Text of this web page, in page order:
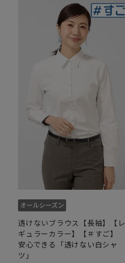
透けないブラウス【長袖】【レ
ギュラーカラー】【＃すご】
安心できる「透けない白シャ
ツ」